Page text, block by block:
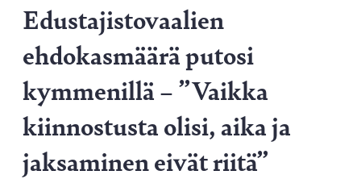
Edustajistovaalien
ehdokasmäärä putosi
kymmenillä – ”Vaikka
kiinnostusta olisi, aika ja
jaksaminen eivät riitä”